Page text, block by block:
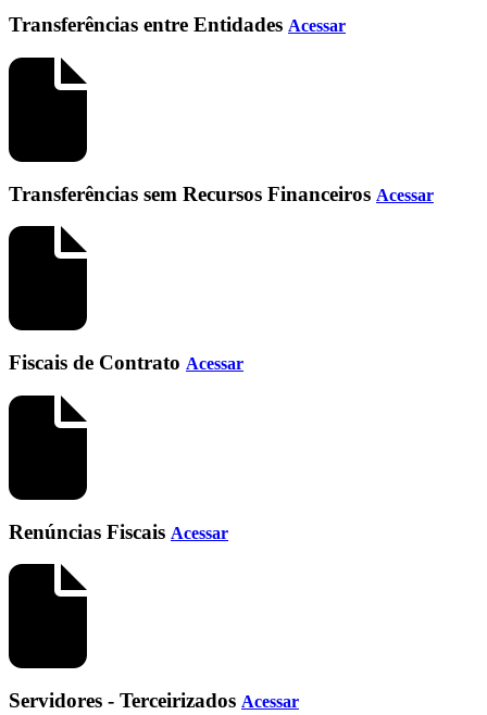
Transferências entre Entidades Acessar
Transferências sem Recursos Financeiros Acessar
Fiscais de Contrato Acessar
Renúncias Fiscais Acessar
Servidores - Terceirizados Acessar